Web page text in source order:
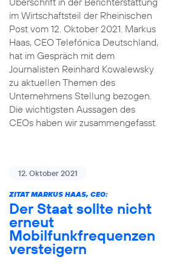
im Wirtschaftsteil der Rheinischen
Post vom 12. Oktober 2021. Markus
Haas, CEO Telefónica Deutschland,
hat im Gespräch mit dem
Journalisten Reinhard Kowalewsky
zu aktuellen Themen des
Unternehmens Stellung bezogen.
Die wichtigsten Aussagen des
CEOs haben wir zusammengefasst.
12. Oktober 2021
ZITAT MARKUS HAAS, CEO:
Der Staat sollte nicht
erneut
Mobilfunkfrequenzen
versteigern